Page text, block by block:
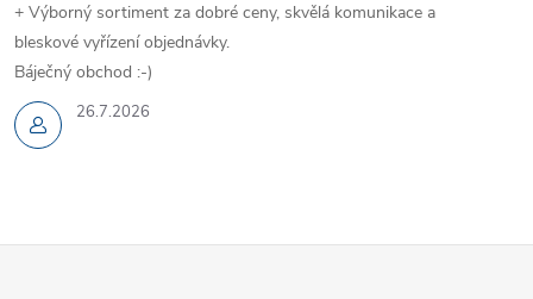
26.7.2026
+ Výborný sortiment za dobré ceny, skvělá komunikace a
bleskové vyřízení objednávky.
Báječný obchod :-)